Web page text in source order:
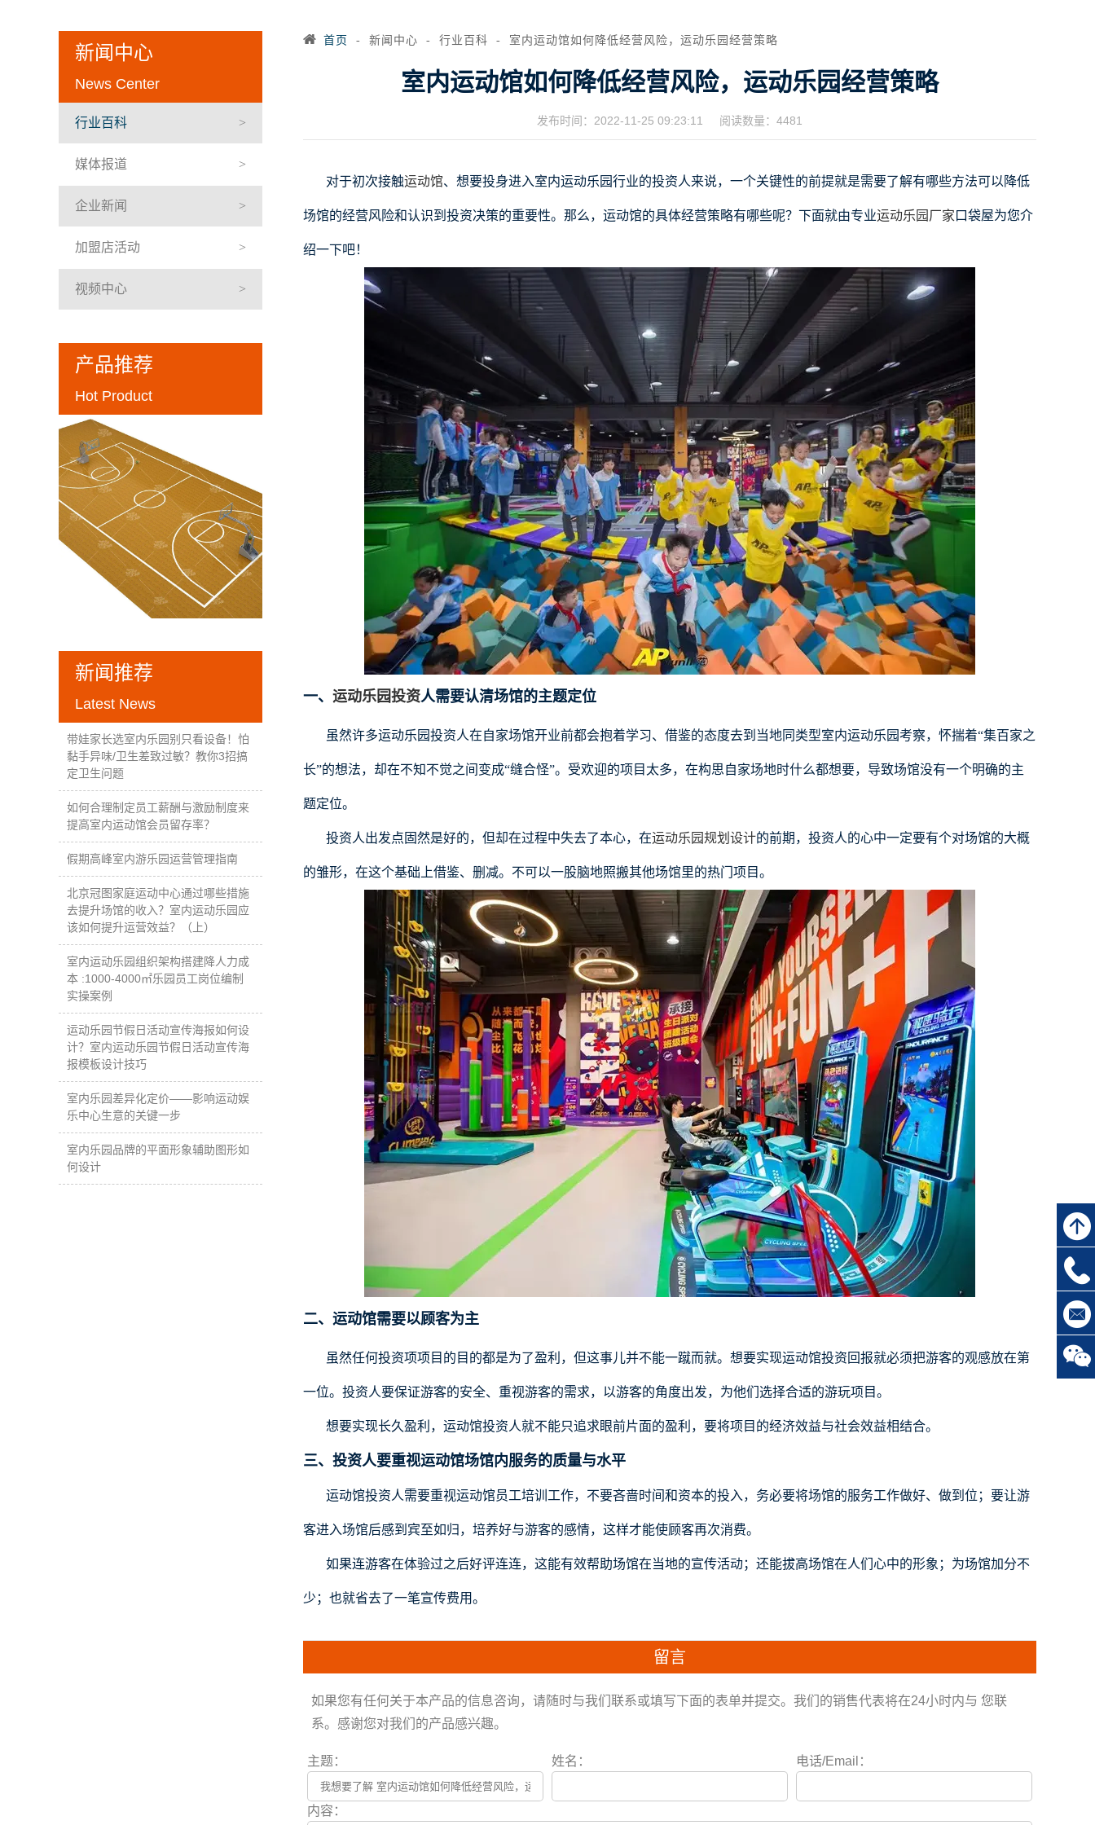
新闻中心
News Center
行业百科
媒体报道
企业新闻
加盟店活动
视频中心
产品推荐
Hot Product
新闻推荐
Latest News
带娃家长选室内乐园别只看设备！怕
黏手异味/卫生差致过敏？教你3招搞
定卫生问题
如何合理制定员工薪酬与激励制度来
提高室内运动馆会员留存率？
假期高峰室内游乐园运营管理指南
北京冠图家庭运动中心通过哪些措施
去提升场馆的收入？室内运动乐园应
该如何提升运营效益？（上）
室内运动乐园组织架构搭建降人力成
本 :1000-4000㎡乐园员工岗位编制
实操案例
运动乐园节假日活动宣传海报如何设
计？室内运动乐园节假日活动宣传海
报模板设计技巧
室内乐园差异化定价——影响运动娱
乐中心生意的关键一步
室内乐园品牌的平面形象辅助图形如
何设计
首页 新闻中心 行业百科 室内运动馆如何降低经营风险，运动乐园经营策略
室内运动馆如何降低经营风险，运动乐园经营策略
发布时间： 2022-11-25 09:23:11 阅读数量：4481
对于初次接触运动馆、想要投身进入室内运动乐园行业的投资人来说，一个关键性的前提就是需要了解有哪些方法可以降低
场馆的经营风险和认识到投资决策的重要性。那么，运动馆的具体经营策略有哪些呢？下面就由专业运动乐园厂家 口袋屋为您介
绍一下吧！
一、 运动乐园投资人需要认清场馆的主题定位
虽然许多运动乐园投资人在自家场馆开业前都会抱着学习、借鉴的态度去到当地同类型室内运动乐园考察，怀揣着“集百家之
长”的想法，却在不知不觉之间变成“缝合怪”。受欢迎的项目太多，在构思自家场地时什么都想要，导致场馆没有一个明确的主
题定位。
投资人出发点固然是好的，但却在过程中失去了本心，在运动乐园规划设计的前期，投资人的心中一定要有个对场馆的大概
的雏形，在这个基础上借鉴、删减。不可以一股脑地照搬其他场馆里的热门项目。
二、运动馆需要以顾客为主
虽然任何投资项项目的目的都是为了盈利，但这事儿并不能一蹴而就。想要实现运动馆投资回报就必须把游客的观感放在第
一位。投资人要保证游客的安全、重视游客的需求，以游客的角度出发，为他们选择合适的游玩项目。
想要实现长久盈利， 运动馆投资人就不能只追求眼前片面的盈利，要将项目的经济效益与社会效益相结合。
三、投资人要重视运动馆场馆内服务的质量与水平
运动馆投资人需要重视运动馆员工培训工作，不要吝啬时间和资本的投入，务必要将场馆的服务工作做好、做到位；要让游
客进入场馆后感到宾至如归，培养好与游客的感情，这样才能使顾客再次消费。
如果连游客在体验过之后好评连连，这能有效帮助场馆在当地的宣传活动；还能拔高场馆在人们心中的形象；为场馆加分不
少；也就省去了一笔宣传费用。
留言
如果您有任何关于本产品的信息咨询，请随时与我们联系或填写下面的表单并提交。我们的销售代表将在24小时内与 您联
系。感谢您对我们的产品感兴趣。
主题： 姓名： 电话/Email：
内容：